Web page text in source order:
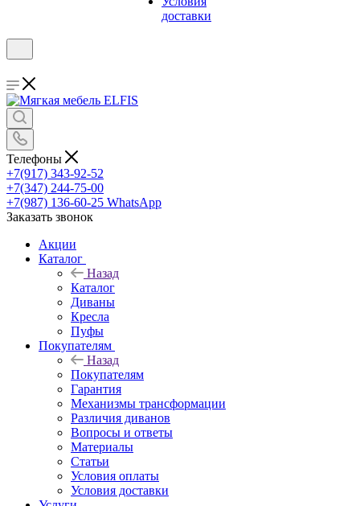
доставки
Телефоны
+7(917) 343-92-52
+7(347) 244-75-00
+7(987) 136-60-25 WhatsApp
Заказать звонок
Акции
Каталог
Назад
Каталог
Диваны
Кресла
Пуфы
Покупателям
Назад
Покупателям
Гарантия
Механизмы трансформации
Различия диванов
Вопросы и ответы
Материалы
Статьи
Условия оплаты
Условия доставки